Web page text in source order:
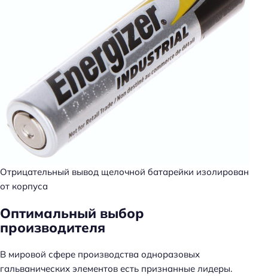
Отрицательный вывод щелочной батарейки изолирован
от корпуса
Оптимальный выбор
производителя
В мировой сфере производства одноразовых
гальванических элементов есть признанные лидеры.